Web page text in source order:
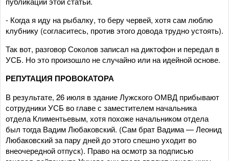
- Когда я иду на рыбалку, то беру червей, хотя сам люблю
клубнику (согласитесь, против этого довода трудно устоять).
Так вот, разговор Соколов записал на диктофон и передал в
УСБ. Но это произошло не случайно или на идейной основе.
РЕПУТАЦИЯ ПРОВОКАТОРА
В результате, 26 июля в здание Лужского ОМВД прибывают
сотрудники УСБ во главе с заместителем начальника
отдела Климентьевым, хотя похоже начальником отдела
был тогда Вадим Любаковский. (Сам брат Вадима — Леонид
Любаковский за пару дней до этого спешно уходит во
внеочередной отпуск). Право на осмотр за подписью